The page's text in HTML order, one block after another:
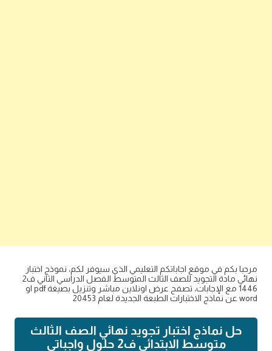
مرحبا بكم في موقع اجاباتكم التعليمي الذي سيوفر لكم، نموذج اختبار
نهائي مادة التجويد للصف الثالث المتوسط الفصل الدراسي الثاني ف2
1446 مع الإجابات، تصفح عرض اونلاين مباشر وتنزيل بصيغة pdf او
word عن نماذج الاختبارات الطبعة الجديدة لعام 20453
حل نماذج اختبار تجويد نهائي الصف الثالث
متوسط الابتدائي ف2 حلول واجباتي